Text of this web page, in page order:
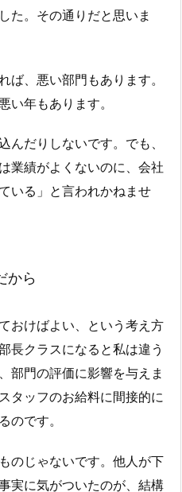
た。その通りだと思いま
ば、悪い部門もあります。
い年もあります。
んだりしないです。でも、
業績がよくないのに、会社
いる」と言われかねませ
から
おけばよい、という考え方
長クラスになると私は違う
部門の評価に影響を与えま
タッフのお給料に間接的に
のです。
のじゃないです。他人が下
実に気がついたのが、結構